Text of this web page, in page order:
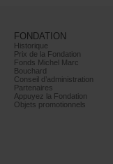
FONDATION
Historique
PrixdelaFondation
FondsMichelMarc
Bouchard
Conseild’administration
Partenaires
AppuyezlaFondation
Objetspromotionnels